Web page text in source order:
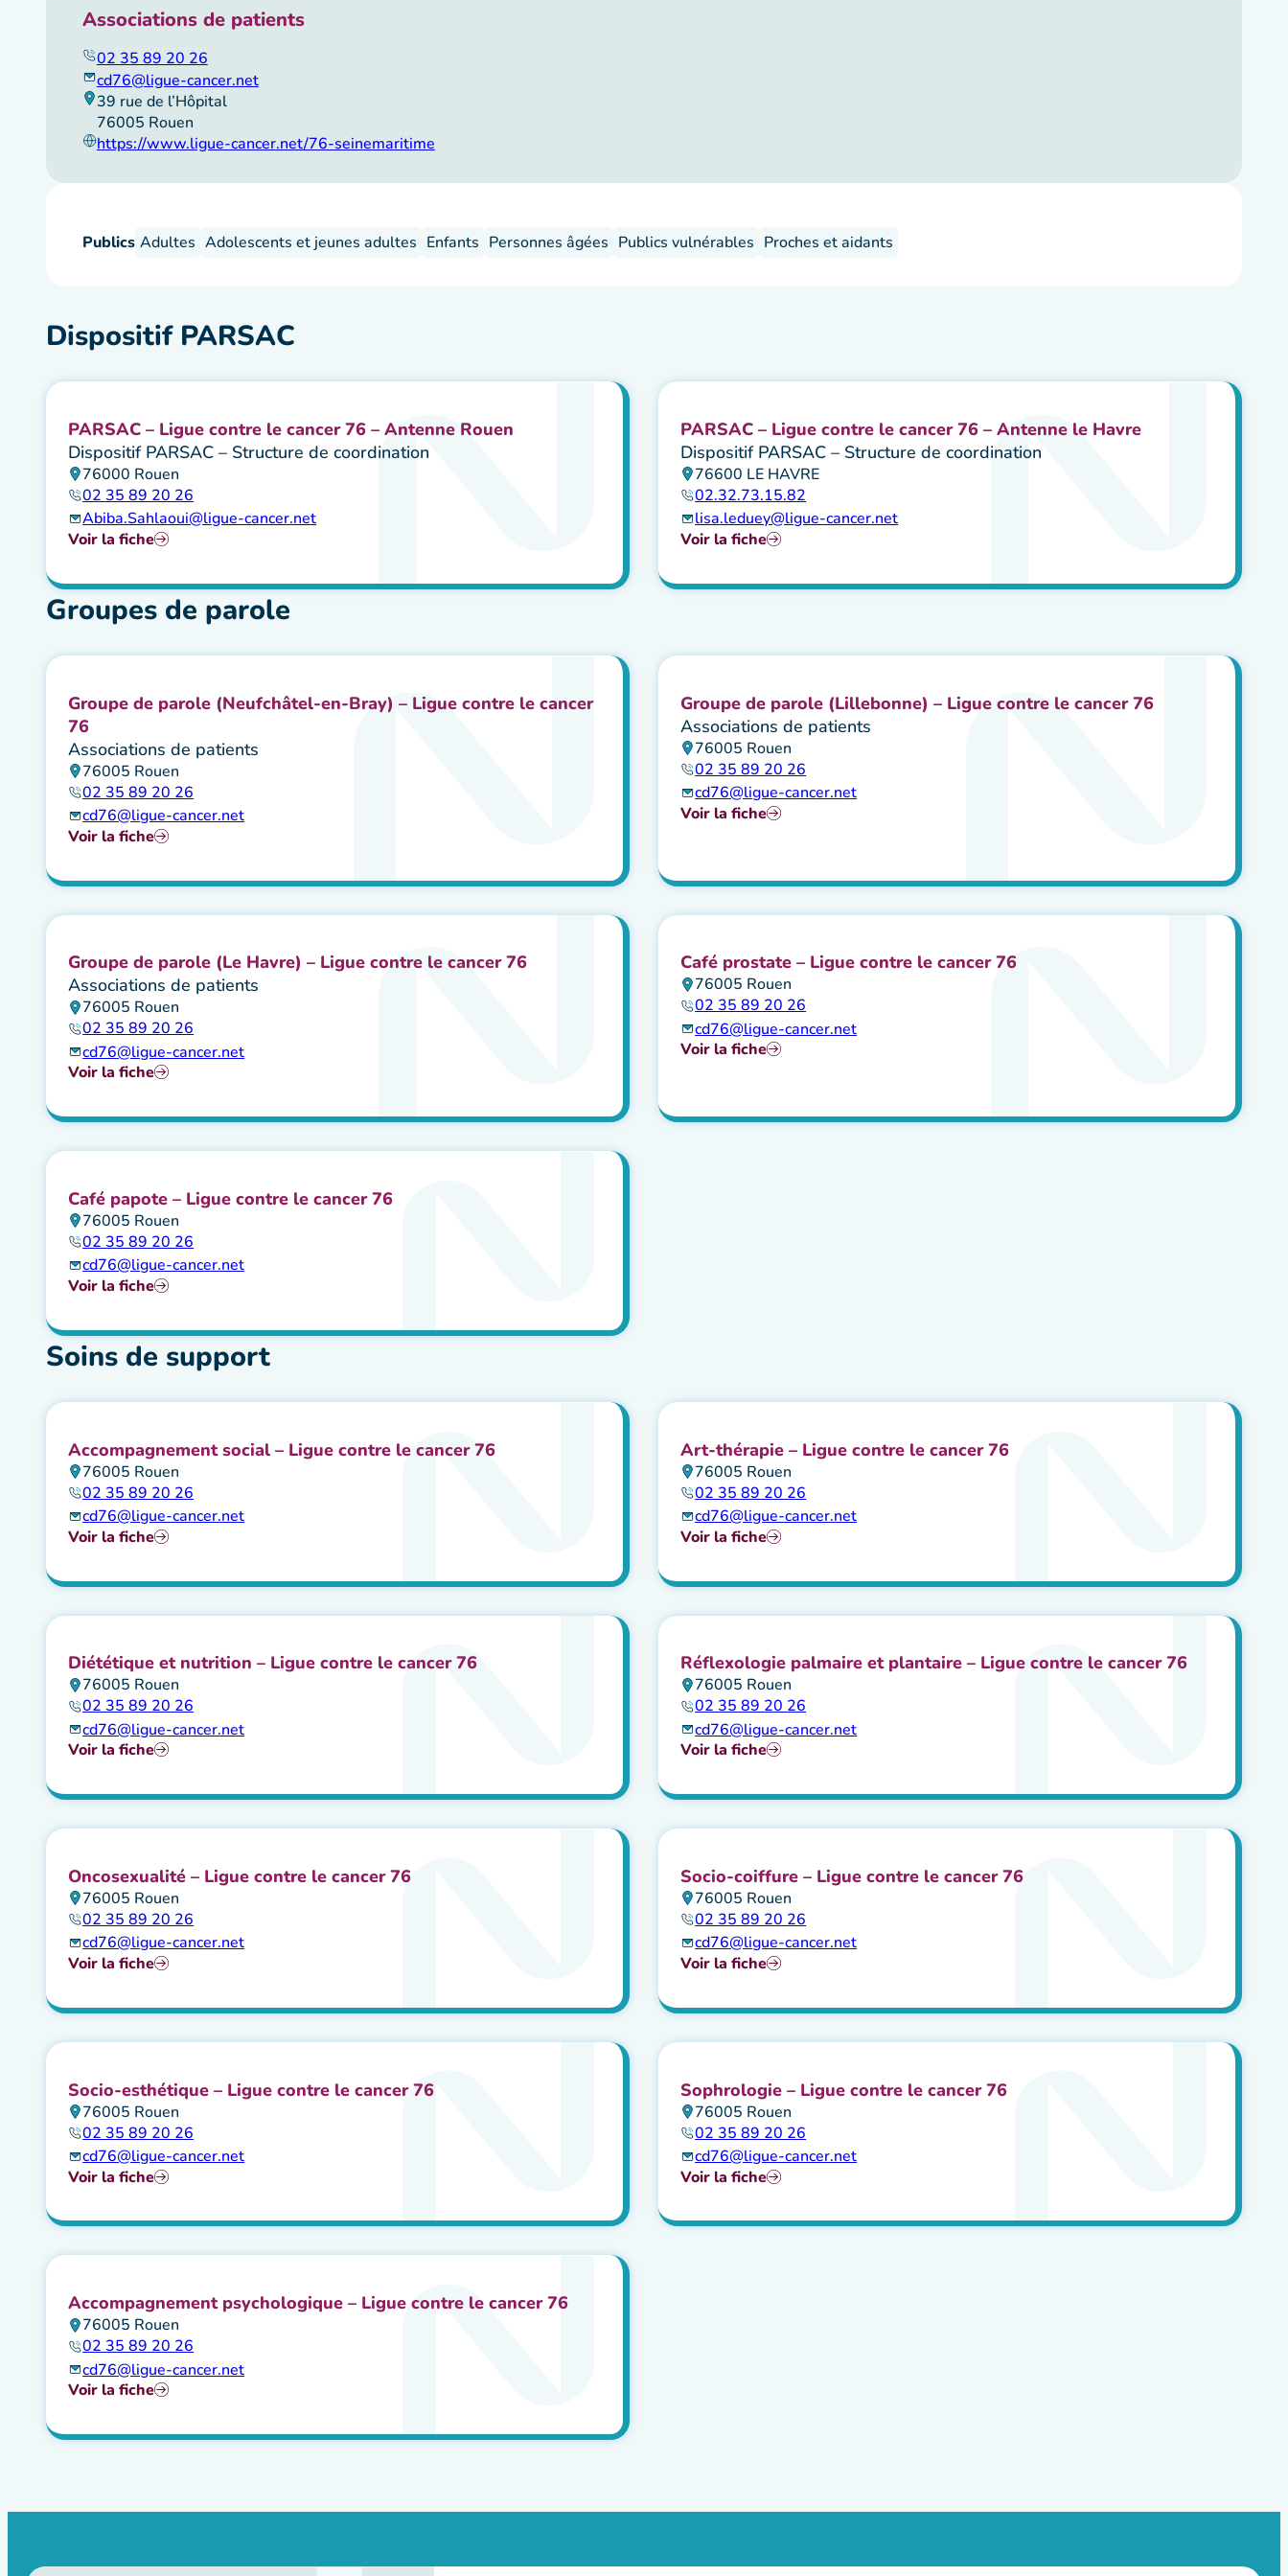
Associations de patients
02 35 89 20 26
cd76@ligue-cancer.net
39 rue de l’Hôpital
76005 Rouen
https://www.ligue-cancer.net/76-seinemaritime
Publics Adultes Adolescents et jeunes adultes Enfants Personnes âgées Publics vulnérables Proches et aidants
Dispositif PARSAC
PARSAC – Ligue contre le cancer 76 – Antenne Rouen
Dispositif PARSAC – Structure de coordination
76000 Rouen
02 35 89 20 26
Abiba.Sahlaoui@ligue-cancer.net
Voir la fiche
PARSAC – Ligue contre le cancer 76 – Antenne le Havre
Dispositif PARSAC – Structure de coordination
76600 LE HAVRE
02.32.73.15.82
lisa.leduey@ligue-cancer.net
Voir la fiche
Groupes de parole
Groupe de parole (Neufchâtel-en-Bray) – Ligue contre le cancer
76
Associations de patients
76005 Rouen
02 35 89 20 26
cd76@ligue-cancer.net
Voir la fiche
Groupe de parole (Lillebonne) – Ligue contre le cancer 76
Associations de patients
76005 Rouen
02 35 89 20 26
cd76@ligue-cancer.net
Voir la fiche
Groupe de parole (Le Havre) – Ligue contre le cancer 76
Associations de patients
76005 Rouen
02 35 89 20 26
cd76@ligue-cancer.net
Voir la fiche
Café prostate – Ligue contre le cancer 76
76005 Rouen
02 35 89 20 26
cd76@ligue-cancer.net
Voir la fiche
Café papote – Ligue contre le cancer 76
76005 Rouen
02 35 89 20 26
cd76@ligue-cancer.net
Voir la fiche
Soins de support
Accompagnement social – Ligue contre le cancer 76
76005 Rouen
02 35 89 20 26
cd76@ligue-cancer.net
Voir la fiche
Art-thérapie – Ligue contre le cancer 76
76005 Rouen
02 35 89 20 26
cd76@ligue-cancer.net
Voir la fiche
Diététique et nutrition – Ligue contre le cancer 76
76005 Rouen
02 35 89 20 26
cd76@ligue-cancer.net
Voir la fiche
Réflexologie palmaire et plantaire – Ligue contre le cancer 76
76005 Rouen
02 35 89 20 26
cd76@ligue-cancer.net
Voir la fiche
Oncosexualité – Ligue contre le cancer 76
76005 Rouen
02 35 89 20 26
cd76@ligue-cancer.net
Voir la fiche
Socio-coiffure – Ligue contre le cancer 76
76005 Rouen
02 35 89 20 26
cd76@ligue-cancer.net
Voir la fiche
Socio-esthétique – Ligue contre le cancer 76
76005 Rouen
02 35 89 20 26
cd76@ligue-cancer.net
Voir la fiche
Sophrologie – Ligue contre le cancer 76
76005 Rouen
02 35 89 20 26
cd76@ligue-cancer.net
Voir la fiche
Accompagnement psychologique – Ligue contre le cancer 76
76005 Rouen
02 35 89 20 26
cd76@ligue-cancer.net
Voir la fiche